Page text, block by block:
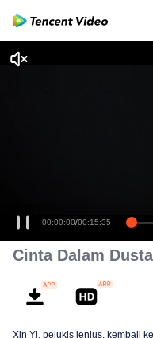
00:00:00/00:15:35
Cinta Dalam Dusta
Xin Yi, pelukis jenius, kembali